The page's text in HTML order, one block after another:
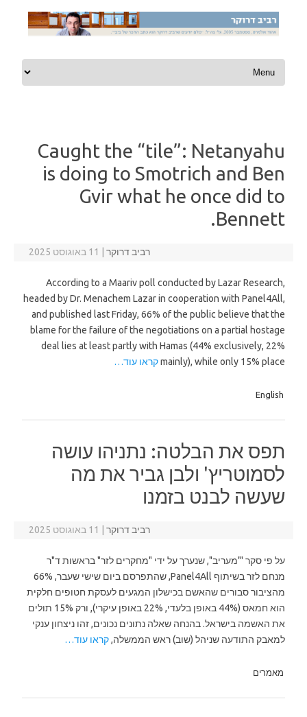
Skip to content
Caught the “tile”: Netanyahu
is doing to Smotrich and Ben
Gvir what he once did to
Bennett.
רביב דרוקר 11 באוגוסט 2025
According to a Maariv poll conducted by Lazar Research,
headed by Dr. Menachem Lazar in cooperation with Panel4All,
and published last Friday, 66% of the public believe that the
blame for the failure of the negotiations on a partial hostage
deal lies at least partly with Hamas (44% exclusively, 22%
mainly), while only 15% placeקראו עוד…
English
תפס את הבלטה: נתניהו עושה
לסמוטריץ' ולבן גביר את מה
שעשה לבנט בזמנו
רביב דרוקר 11 באוגוסט 2025
על פי סקר '"מעריב", שנערך על ידי "מחקרים לזר" בראשות ד"ר
מנחם לזר בשיתוף Panel4All, שהתפרסם ביום שישי שעבר, 66%
מהציבור סבורים שהאשם בכישלון המגעים לעסקת חטופים חלקית
הוא חמאס (44% באופן בלעדי, 22% באופן עיקרי), ורק 15% תולים
את האשמה בישראל. בהנחה שאלה נתונים נכונים, זהו ניצחון ענקי
למאבק התודעה שניהל (שוב) ראש הממשלה,קראו עוד…
מאמרים